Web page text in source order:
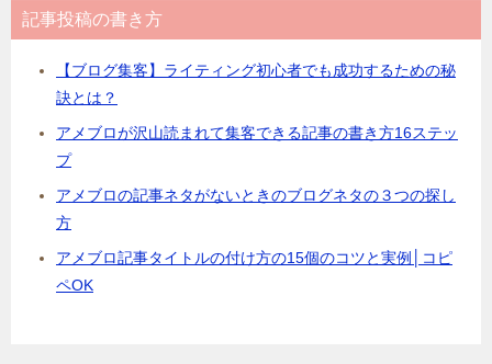
記事投稿の書き方
【ブログ集客】ライティング初心者でも成功するための秘
訣とは？
アメブロが沢山読まれて集客できる記事の書き方16ステッ
プ
アメブロの記事ネタがないときのブログネタの３つの探し
方
アメブロ記事タイトルの付け方の15個のコツと実例│コピ
ペOK